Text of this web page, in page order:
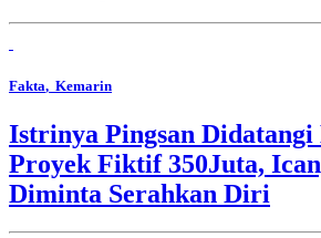
Fakta, Kemarin
Istrinya Pingsan
Proyek Fiktif 350Juta,
Diminta Serahkan Diri